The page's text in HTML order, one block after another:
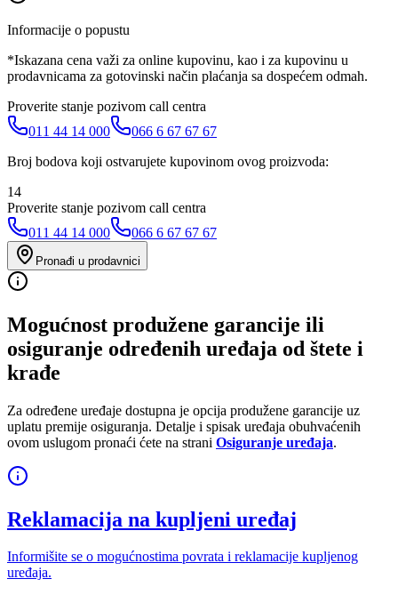
Informacije o popustu
*Iskazana cena važi za online kupovinu, kao i za kupovinu u
prodavnicama za gotovinski način plaćanja sa dospećem odmah.
Proverite stanje pozivom call centra
011 44 14 000
066 6 67 67 67
Broj bodova koji ostvarujete kupovinom ovog proizvoda:
14
Proverite stanje pozivom call centra
011 44 14 000
066 6 67 67 67
Pronađi u prodavnici
Mogućnost produžene garancije ili
osiguranje određenih uređaja od štete i
krađe
Za određene uređaje dostupna je opcija produžene garancije uz
uplatu premije osiguranja. Detalje i spisak uređaja obuhvaćenih
ovom uslugom pronaći ćete na strani Osiguranje uređaja.
Reklamacija na kupljeni uređaj
Informišite se o mogućnostima povrata i reklamacije kupljenog
uređaja.